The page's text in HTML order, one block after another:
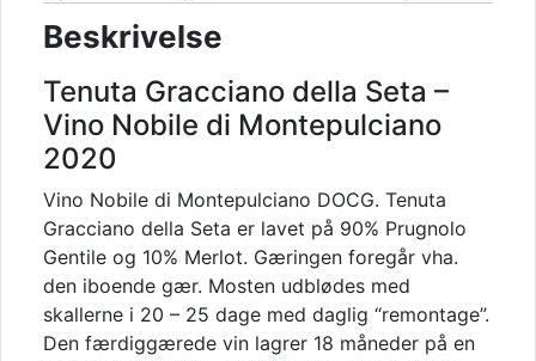
Beskrivelse
Tenuta Gracciano della Seta –
Vino Nobile di Montepulciano
2020
Vino Nobile di Montepulciano DOCG. Tenuta
Gracciano della Seta er lavet på 90% Prugnolo
Gentile og 10% Merlot. Gæringen foregår vha.
den iboende gær. Mosten udblødes med
skallerne i 20 – 25 dage med daglig “remontage”.
Den færdiggærede vin lagrer 18 måneder på en